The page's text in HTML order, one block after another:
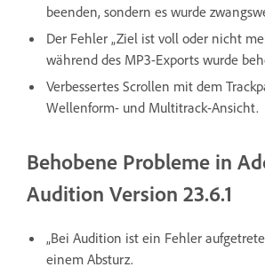
beenden, sondern es wurde
Der Fehler „Ziel ist voll oder nicht
während des MP3-Exports wurde
Verbessertes Scrollen mit dem
Wellenform- und Multitrack-Ansicht.
Behobene Probleme in
Audition Version 23.6.1
„Bei Audition ist ein Fehler
einem Absturz.